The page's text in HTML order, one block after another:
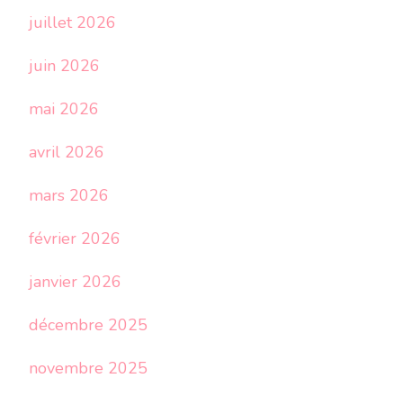
juillet 2026
juin 2026
mai 2026
avril 2026
mars 2026
février 2026
janvier 2026
décembre 2025
novembre 2025